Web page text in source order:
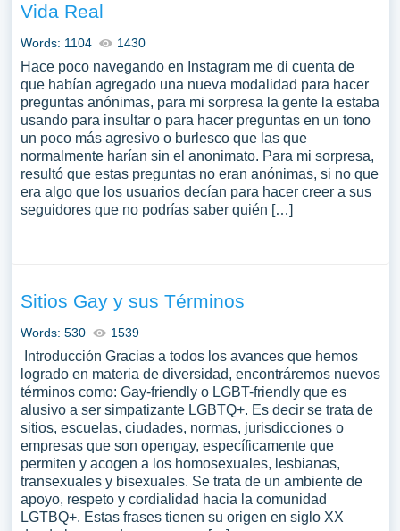
Vida Real
Words: 1104 1430
Hace poco navegando en Instagram me di cuenta de
que habían agregado una nueva modalidad para hacer
preguntas anónimas, para mi sorpresa la gente la estaba
usando para insultar o para hacer preguntas en un tono
un poco más agresivo o burlesco que las que
normalmente harían sin el anonimato. Para mi sorpresa,
resultó que estas preguntas no eran anónimas, si no que
era algo que los usuarios decían para hacer creer a sus
seguidores que no podrías saber quién […]
Sitios Gay y sus Términos
Words: 530 1539
Introducción Gracias a todos los avances que hemos
logrado en materia de diversidad, encontráremos nuevos
términos como: Gay-friendly o LGBT-friendly que es
alusivo a ser simpatizante LGBTQ+. Es decir se trata de
sitios, escuelas, ciudades, normas, jurisdicciones o
empresas que son opengay, específicamente que
permiten y acogen a los homosexuales, lesbianas,
transexuales y bisexuales. Se trata de un ambiente de
apoyo, respeto y cordialidad hacia la comunidad
LGTBQ+. Estas frases tienen su origen en siglo XX